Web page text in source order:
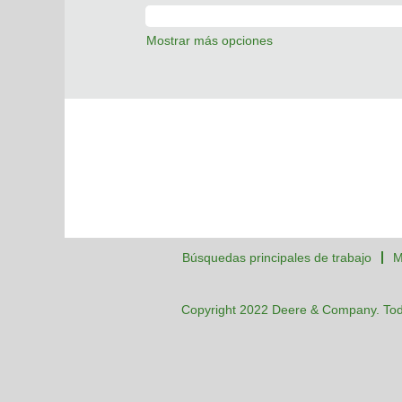
Mostrar más opciones
Búsquedas principales de trabajo
Copyright 2022 Deere & Company.